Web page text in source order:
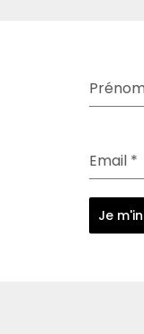
Email *
Je